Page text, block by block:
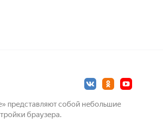
представляют собой небольшие
браузера.